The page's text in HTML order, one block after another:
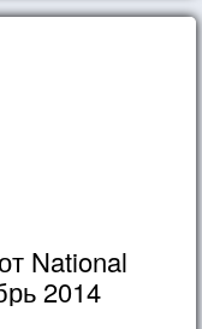
National
2014